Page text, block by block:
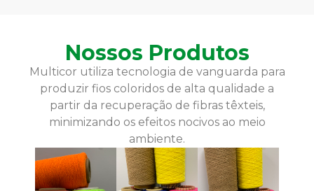
Nossos Produtos
Multicor utiliza tecnologia de vanguarda para
produzir fios coloridos de alta qualidade a
partir da recuperação de fibras têxteis,
minimizando os efeitos nocivos ao meio
ambiente.